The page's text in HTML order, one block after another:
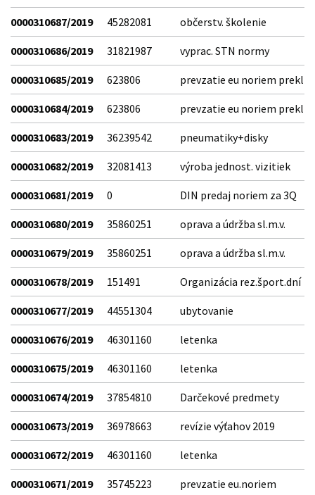
0000310687/2019 45282081 občerstv. školenie
0000310686/2019 31821987 vyprac. STN normy
0000310685/2019 623806 prevzatie eu noriem prekl
0000310684/2019 623806 prevzatie eu noriem prekl
0000310683/2019 36239542 pneumatiky+disky
0000310682/2019 32081413 výroba jednost. vizitiek
0000310681/2019 0 DIN predaj noriem za 3Q
0000310680/2019 35860251 oprava a údržba sl.m.v.
0000310679/2019 35860251 oprava a údržba sl.m.v.
0000310678/2019 151491 Organizácia rez.šport.dní
0000310677/2019 44551304 ubytovanie
0000310676/2019 46301160 letenka
0000310675/2019 46301160 letenka
0000310674/2019 37854810 Darčekové predmety
0000310673/2019 36978663 revízie výťahov 2019
0000310672/2019 46301160 letenka
0000310671/2019 35745223 prevzatie eu.noriem